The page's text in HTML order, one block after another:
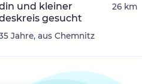
und kleiner
gesucht
Jahre, aus Chemnitz
26 km